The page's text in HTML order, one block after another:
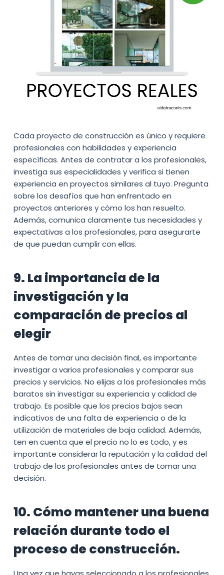
Cada proyecto de construcción es único y requiere
profesionales con habilidades y experiencia
específicas. Antes de contratar a los profesionales,
investiga sus especialidades y verifica si tienen
experiencia en proyectos similares al tuyo. Pregunta
sobre los desafíos que han enfrentado en
proyectos anteriores y cómo los han resuelto.
Además, comunica claramente tus necesidades y
expectativas a los profesionales, para asegurarte
de que puedan cumplir con ellas.
9. La importancia de la
investigación y la
comparación de precios al
elegir
Antes de tomar una decisión final, es importante
investigar a varios profesionales y comparar sus
precios y servicios. No elijas a los profesionales más
baratos sin investigar su experiencia y calidad de
trabajo. Es posible que los precios bajos sean
indicativos de una falta de experiencia o de la
utilización de materiales de baja calidad. Además,
ten en cuenta que el precio no lo es todo, y es
importante considerar la reputación y la calidad del
trabajo de los profesionales antes de tomar una
decisión.
10. Cómo mantener una buena
relación durante todo el
proceso de construcción.